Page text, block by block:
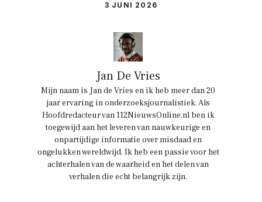
3 JUNI 2026
Jan De Vries
Mijn naam is Jan de Vries en ik heb meer dan 20
jaar ervaring in onderzoeksjournalistiek. Als
Hoofdredacteur van 112NieuwsOnline.nl ben ik
toegewijd aan het leveren van nauwkeurige en
onpartijdige informatie over misdaad en
ongelukken wereldwijd. Ik heb een passie voor het
achterhalen van de waarheid en het delen van
verhalen die echt belangrijk zijn.